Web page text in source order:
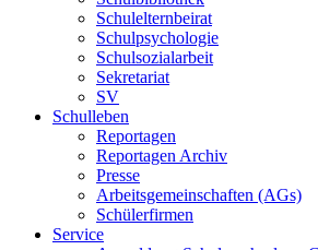
Schulelternbeirat
Schulpsychologie
Schulsozialarbeit
Sekretariat
SV
Schulleben
Reportagen
Reportagen Archiv
Presse
Arbeitsgemeinschaften (AGs)
Schülerfirmen
Service